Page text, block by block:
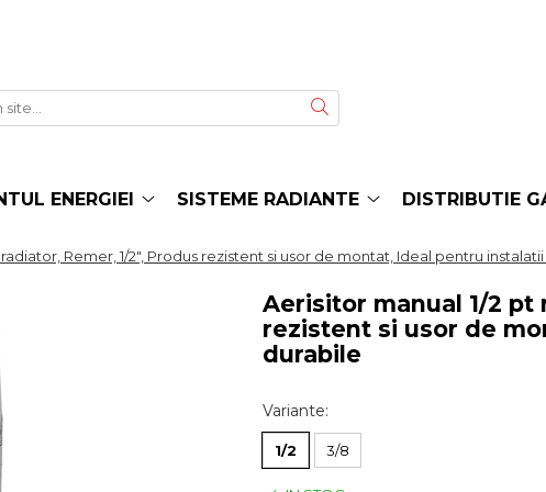
ENERGIEI SISTEME RADIANTE DISTRIBUTIE
Remer, 1/2", Produs rezistent si usor de montat, Ideal pentru
Aerisitor manual 1/2 pt
rezistent si usor de
durabile
Variante:
1/2 3/8